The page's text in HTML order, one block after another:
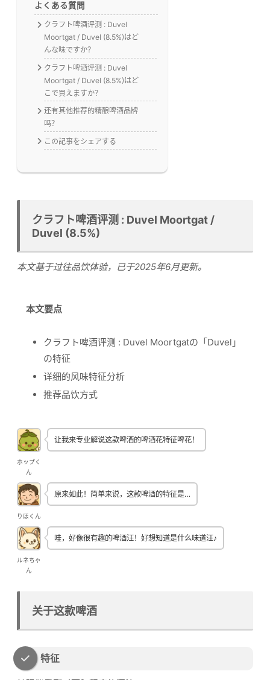
よくある質問
クラフト啤酒评测 : Duvel
Moortgat / Duvel (8.5%)はど
んな味ですか？
クラフト啤酒评测 : Duvel
Moortgat / Duvel (8.5%)はど
こで買えますか？
还有其他推荐的精酿啤酒品牌
吗？
この記事をシェアする
クラフト啤酒评测 : Duvel Moortgat /
Duvel (8.5%)
本文基于过往品饮体验，已于2025年6月更新。
本文要点
クラフト啤酒评测 : Duvel Moortgatの「Duvel」
の特征
详细的风味特征分析
推荐品饮方式
ホップく
ん
让我来专业解说这款啤酒的啤酒花特征啤花！
りほくん
原来如此！简单来说，这款啤酒的特征是…
ルネちゃ
ん
哇，好像很有趣的啤酒汪！好想知道是什么味道汪♪
关于这款啤酒
特征